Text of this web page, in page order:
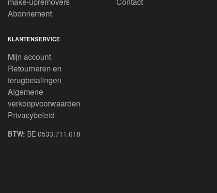
Abonnement
KLANTENSERVICE
Mijn account
Retourneren en
terugbetalingen
Algemene
verkoopvoorwaarden
Privacybeleid
BTW: BE 0533.711.618